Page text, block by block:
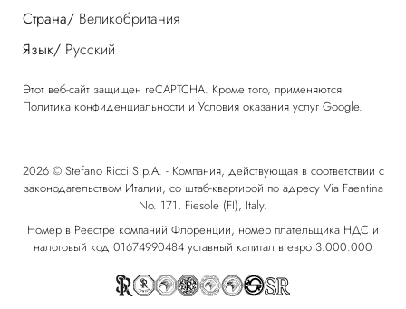
Страна/ Великобритания
Язык/ Русский
Этот веб-сайт защищен reCAPTCHA. Кроме того, применяются
Политика конфиденциальности и Условия оказания услуг Google.
2026 © Stefano Ricci S.p.A. - Компания, действующая в соответствии с
законодательством Италии, со штаб-квартирой по адресу Via Faentina
No. 171, Fiesole (FI), Italy.
Номер в Реестре компаний Флоренции, номер плательщика НДС и
налоговый код 01674990484 уставный капитал в евро 3.000.000